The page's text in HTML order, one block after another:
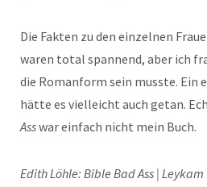
Die Fakten zu den einzelnen
waren total spannend, aber ich
die Romanform sein musste. Ein
hätte es vielleicht auch getan.
Asswar einfach nicht mein Buch.
Edith Löhle: Bible Bad Ass | Leykam